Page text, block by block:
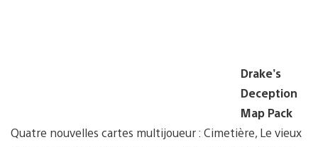
Drake’s
Deception
Map Pack
Quatre nouvelles cartes multijoueur : Cimetière, Le vieux